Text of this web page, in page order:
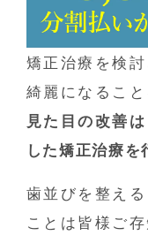
矯正治療を検
綺麗になるこ
見た目の改善
した矯正治療を
歯並びを整え
ことは皆様ご